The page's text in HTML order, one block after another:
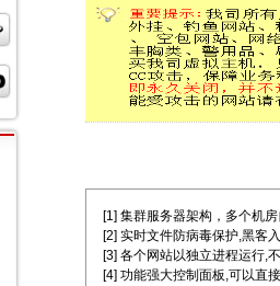
[1] 集群服务器架构，多个机
[2] 实时文件防病毒保护,黑客
[3] 各个网站以独立进程运行,
[4] 功能强大控制面板,可以直